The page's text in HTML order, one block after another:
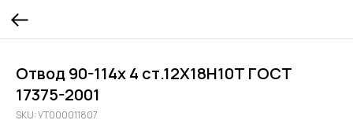
Отвод 90-114х 4 ст.12Х18Н10Т ГОСТ
17375-2001
SKU:УТ000011807